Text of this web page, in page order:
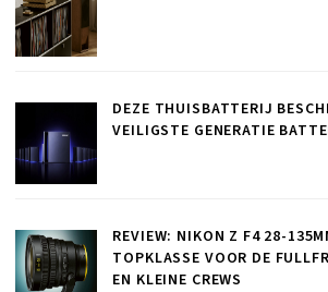
DEZE THUISBATTERIJ
VEILIGSTE GENERATIE
REVIEW: NIKON Z F4 28-
TOPKLASSE VOOR DE
EN KLEINE CREWS